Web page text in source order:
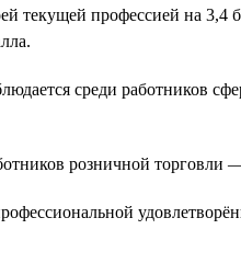
текущей профессией на
среди работников
розничной торговли